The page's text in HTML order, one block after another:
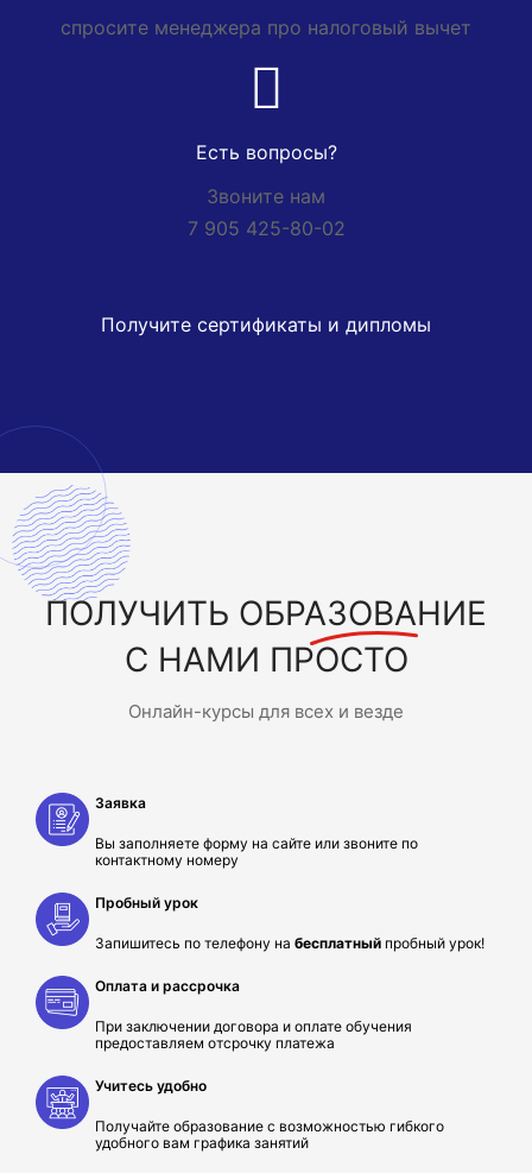
спросите менеджера про налоговый вычет
Есть вопросы?
Звоните нам
7 905 425-80-02
Получите сертификаты и дипломы
ПОЛУЧИТЬ ОБРАЗОВАНИЕ
С НАМИ ПРОСТО
Онлайн-курсы для всех и везде
Заявка
Вы заполняете форму на сайте или звоните по
контактному номеру
Пробный урок
Запишитесь по телефону на бесплатный пробный урок!
Оплата и рассрочка
При заключении договора и оплате обучения
предоставляем отсрочку платежа
Учитесь удобно
Получайте образование с возможностью гибкого
удобного вам графика занятий